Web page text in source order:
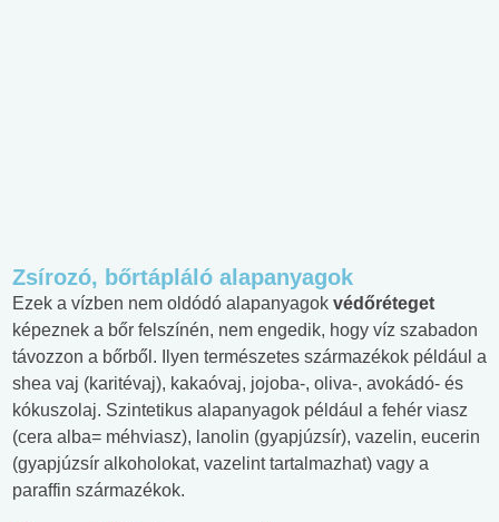
Zsírozó, bőrtápláló alapanyagok
Ezek a vízben nem oldódó alapanyagok védőréteget
képeznek a bőr felszínén, nem engedik, hogy víz szabadon
távozzon a bőrből. Ilyen természetes származékok például a
shea vaj (karitévaj), kakaóvaj, jojoba-, oliva-, avokádó- és
kókuszolaj. Szintetikus alapanyagok például a fehér viasz
(cera alba= méhviasz), lanolin (gyapjúzsír), vazelin, eucerin
(gyapjúzsír alkoholokat, vazelint tartalmazhat) vagy a
paraffin származékok.